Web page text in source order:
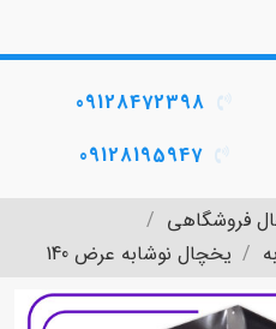
09128472398
09128195947
فروشگاهی
یخچال نوشابه عرض 140